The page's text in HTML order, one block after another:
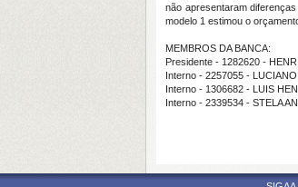
não apresentaram
modelo 1 estimou o
MEMBROS DA BANCA:
Presidente - 1282620 -
Interno - 2257055 -
Interno - 1306682 - LUIS
Interno - 2339534 - STELA